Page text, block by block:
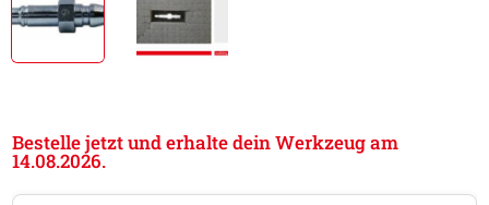
Bestelle jetzt und erhalte dein Werkzeug am
14.08.2026.